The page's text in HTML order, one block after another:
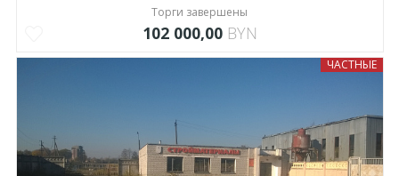
Торги завершены
102 000,00 BYN
ЧАСТНЫЕ